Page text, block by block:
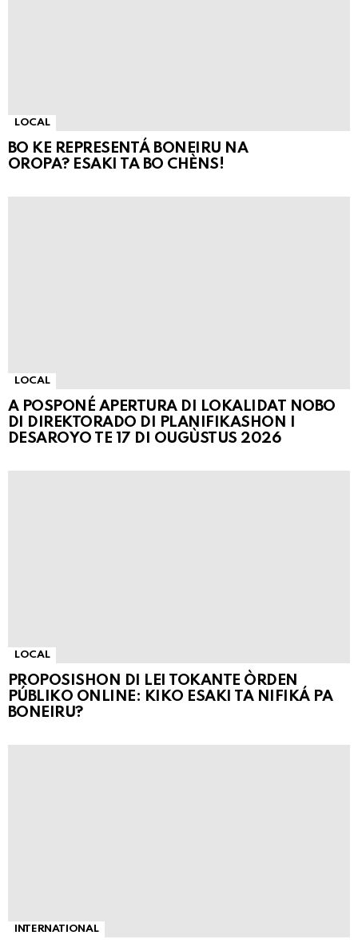
LOCAL
BO KE REPRESENTÁ BONEIRU NA
OROPA? ESAKI TA BO CHÈNS!
LOCAL
A POSPONÉ APERTURA DI LOKALIDAT NOBO
DI DIREKTORADO DI PLANIFIKASHON I
DESAROYO TE 17 DI OUGÙSTUS 2026
LOCAL
PROPOSISHON DI LEI TOKANTE ÒRDEN
PÚBLIKO ONLINE: KIKO ESAKI TA NIFIKÁ PA
BONEIRU?
INTERNATIONAL